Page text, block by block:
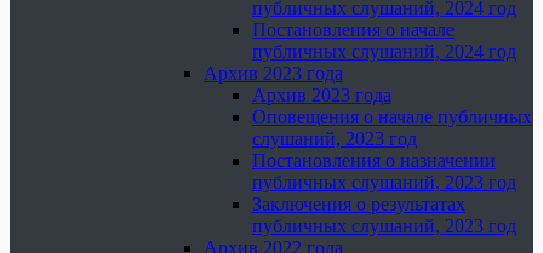
публичных слушаний, 2024 год
Постановления о начале
публичных слушаний, 2024 год
Архив 2023 года
Архив 2023 года
Оповещения о начале публичных
слушаний, 2023 год
Постановления о назначении
публичных слушаний, 2023 год
Заключения о результатах
публичных слушаний, 2023 год
Архив 2022 года